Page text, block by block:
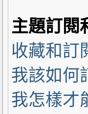
主題訂閱
收藏和訂
我該如何
我怎樣才